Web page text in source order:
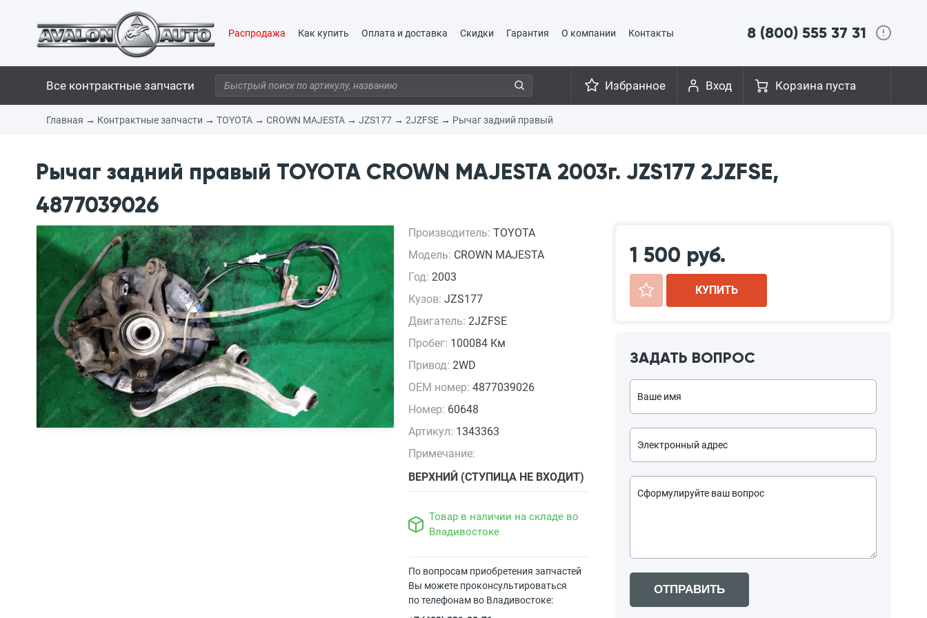
Распродажа Как купить Оплата и доставка Скидки Гарантия О компании Контакты 8 (800) 555 37 31
Все контрактные запчасти Корзина пуста
Вход
Избранное
Главная → Контрактные запчасти → TOYOTA → CROWN MAJESTA → JZS177 → 2JZFSE → Рычаг задний правый
Рычаг задний правый TOYOTA CROWN MAJESTA 2003г. JZS177 2JZFSE,
4877039026
Производитель: TOYOTA
Модель: CROWN MAJESTA
Год: 2003
Кузов: JZS177
Двигатель: 2JZFSE
Пробег: 100084 Км
Привод: 2WD
OEM номер: 4877039026
Номер: 60648
Артикул: 1343363
Примечание:
ВЕРХНИЙ (СТУПИЦА НЕ ВХОДИТ)
Товар в наличии на складе во
Владивостоке
По вопросам приобретения запчастей
Вы можете проконсультироваться
по телефонам во Владивостоке:
1 500 руб.
+ КУПИТЬ
ЗАДАТЬ ВОПРОС
ОТПРАВИТЬ